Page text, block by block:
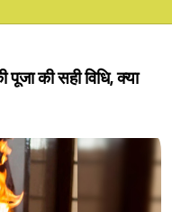
पूजा की सही विधि, क्या